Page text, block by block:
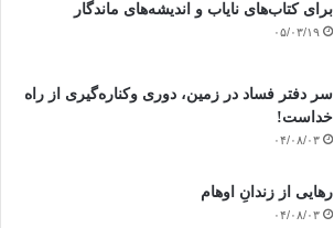
برای کتاب‌های نایاب و اندیشه‌های ماندگار
۰۵/۰۳/۱۹
سر دفتر فساد در زمین‌، دوری وکناره‌گیری از راه
خداست‌!
۰۴/۰۸/۰۳
رهایی از زندانِ اوهام
۰۴/۰۸/۰۳